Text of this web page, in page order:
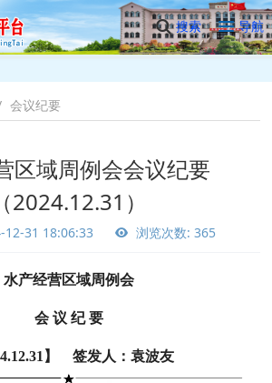
搜索 导航
会议纪要
区域周例会会议纪要
（2024.12.31）
12-31 18:06:33 浏览次数: 365
水产经营区域周例会
会 议 纪 要
】 签发人：袁波友